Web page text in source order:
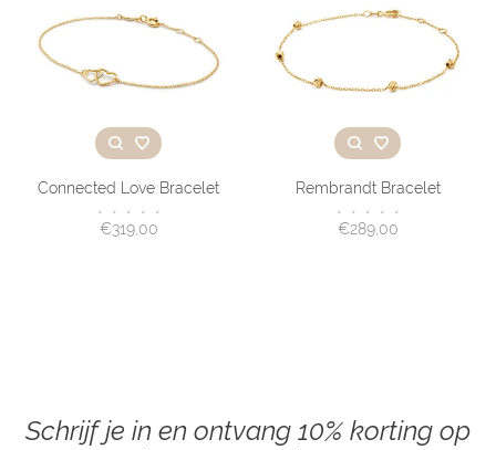
Connected Love Bracelet
• • • • •
€319,00
Rembrandt Bracelet
• • • • •
€289,00
Schrijf je in en ontvang 10% korting op